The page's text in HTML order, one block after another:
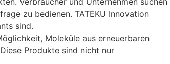
zu bedienen. TATEKU Innovation
sind.
Moleküle aus erneuerbaren
Produkte sind nicht nur